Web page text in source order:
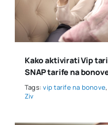
Kako aktivirati Vip
SNAP tarife na
Tags:vip tarife na bonove,
Ziv